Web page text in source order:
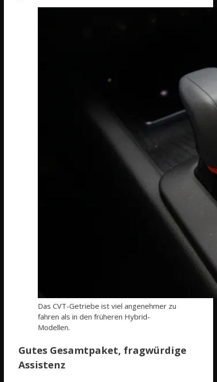
Das CVT-Getriebe ist viel angenehmer zu
fahren als in den früheren Hybrid-
Modellen.
Gutes Gesamtpaket, fragwürdige
Assistenz